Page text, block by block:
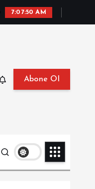
7:07:51 AM
Abone Ol